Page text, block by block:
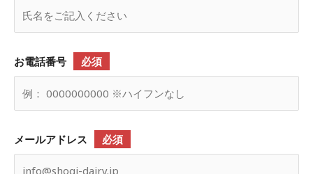
お電話番号 必須
メールアドレス 必須